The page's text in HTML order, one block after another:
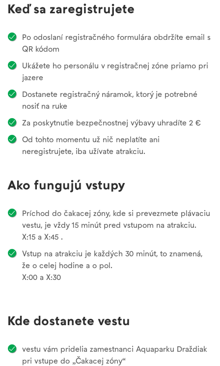
Keď sa zaregistrujete
Po odoslaní registračného formulára obdržíte email s
QR kódom
Ukážete ho personálu v registračnej zóne priamo pri
jazere
Dostanete registračný náramok, ktorý je potrebné
nosiť na ruke
Za poskytnutie bezpečnostnej výbavy uhradíte 2 €
Od tohto momentu už nič neplatíte ani
neregistrujete, iba užívate atrakciu.
Ako fungujú vstupy
Príchod do čakacej zóny, kde si prevezmete plávaciu
vestu, je vždy 15 minút pred vstupom na atrakciu.
X:15 a X:45 .
Vstup na atrakciu je každých 30 minút, to znamená,
že o celej hodine a o pol.
X:00 a X:30
Kde dostanete vestu
vestu vám pridelia zamestnanci Aquaparku Draždiak
pri vstupe do „Čakacej zóny“